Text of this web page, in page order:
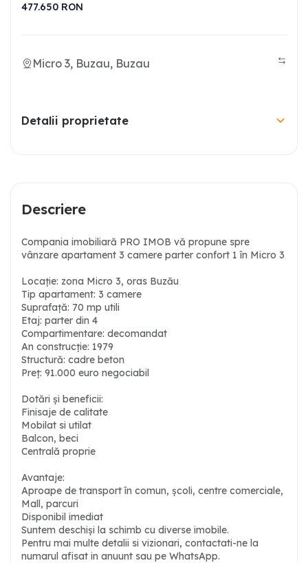
477.650 RON
Micro 3, Buzau, Buzau
Detalii proprietate
Descriere
Compania imobiliară PRO IMOB vă propune spre
vânzare apartament 3 camere parter confort 1 în Micro 3
Locație: zona Micro 3, oras Buzău
Tip apartament: 3 camere
Suprafață: 70 mp utili
Etaj: parter din 4
Compartimentare: decomandat
An construcție: 1979
Structură: cadre beton
Preț: 91.000 euro negociabil
Dotări și beneficii:
Finisaje de calitate
Mobilat si utilat
Balcon, beci
Centrală proprie
Avantaje:
Aproape de transport în comun, școli, centre comerciale,
Mall, parcuri
Disponibil imediat
Suntem deschiși la schimb cu diverse imobile.
Pentru mai multe detalii si vizionari, contactati-ne la
numarul afisat in anuunt sau pe WhatsApp.